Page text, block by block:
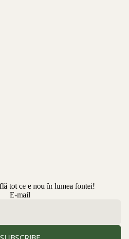
tot ce e nou în lumea fontei!
E-mail